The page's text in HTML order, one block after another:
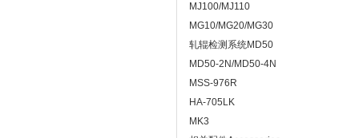
MJ100/MJ110
MG10/MG20/MG30
轧辊检测系统MD50
MD50-2N/MD50-4N
MSS-976R
HA-705LK
MK3